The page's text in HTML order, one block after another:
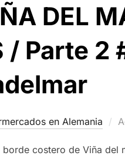
DEL
/ Parte 2
en Alemania
costero de Viña del